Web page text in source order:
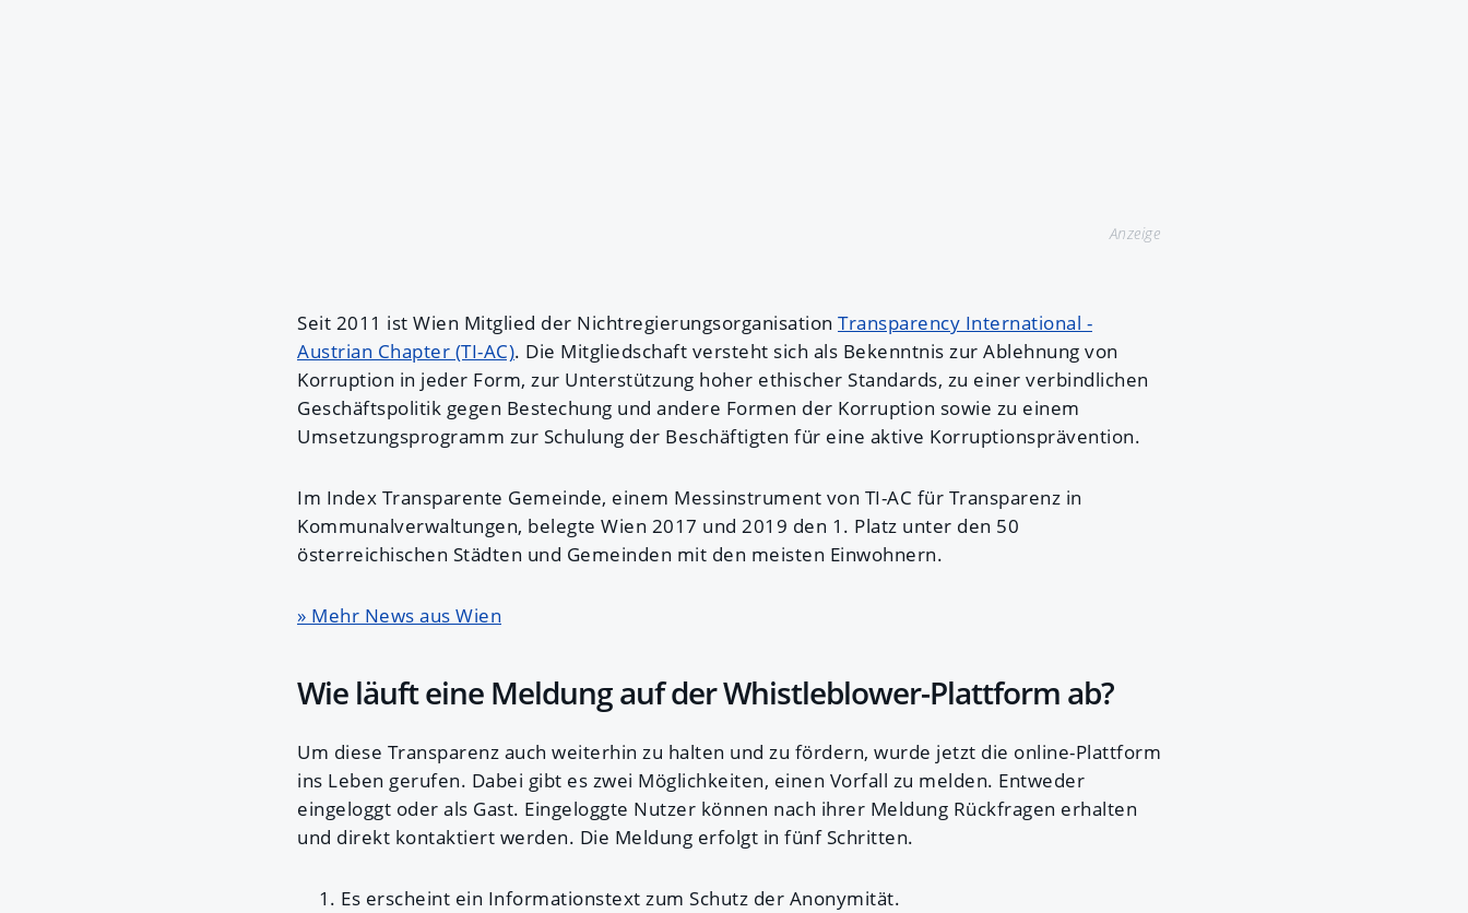
Anzeige
Seit 2011 ist Wien Mitglied der Nichtregierungsorganisation Transparency International -
Austrian Chapter (TI-AC). Die Mitgliedschaft versteht sich als Bekenntnis zur Ablehnung von
Korruption in jeder Form, zur Unterstützung hoher ethischer Standards, zu einer verbindlichen
Geschäftspolitik gegen Bestechung und andere Formen der Korruption sowie zu einem
Umsetzungsprogramm zur Schulung der Beschäftigten für eine aktive Korruptionsprävention.
Im Index Transparente Gemeinde, einem Messinstrument von TI-AC für Transparenz in
Kommunalverwaltungen, belegte Wien 2017 und 2019 den 1. Platz unter den 50
österreichischen Städten und Gemeinden mit den meisten Einwohnern.
» Mehr News aus Wien
Wie läuft eine Meldung auf der Whistleblower-Plattform ab?
Um diese Transparenz auch weiterhin zu halten und zu fördern, wurde jetzt die online-Plattform
ins Leben gerufen. Dabei gibt es zwei Möglichkeiten, einen Vorfall zu melden. Entweder
eingeloggt oder als Gast. Eingeloggte Nutzer können nach ihrer Meldung Rückfragen erhalten
und direkt kontaktiert werden. Die Meldung erfolgt in fünf Schritten.
Es erscheint ein Informationstext zum Schutz der Anonymität.